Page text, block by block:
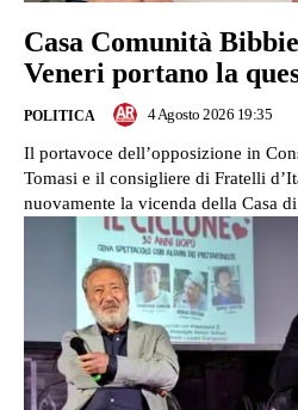
Casa Comunità
Veneri portano la
POLITICA 4 Agosto 2026 19:35
Il portavoce dell’opposizione in
Tomasi e il consigliere di Fratelli
nuovamente la vicenda della Casa